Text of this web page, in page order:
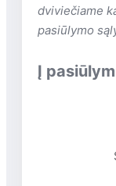
dviviečiame
pasiūlymo
Į